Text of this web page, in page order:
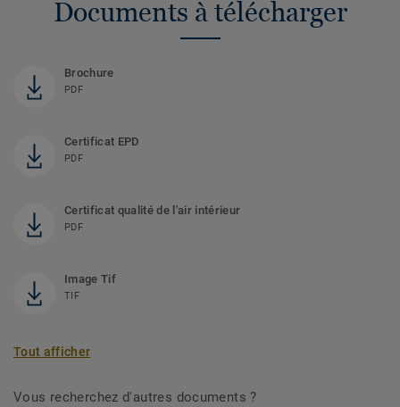
Documents à télécharger
Brochure
PDF
Certificat EPD
PDF
Certificat qualité de l'air intérieur
PDF
Image Tif
TIF
Tout afficher
Vous recherchez d'autres documents ?